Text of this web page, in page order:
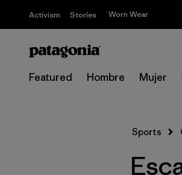
Activism Stories Worn Wear
Featured Hombre Mujer
Sports